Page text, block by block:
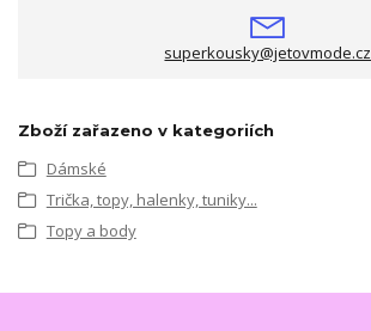
superkousky@jetovmode.cz
Zboží zařazeno v kategoriích
Dámské
Trička, topy, halenky, tuniky...
Topy a body